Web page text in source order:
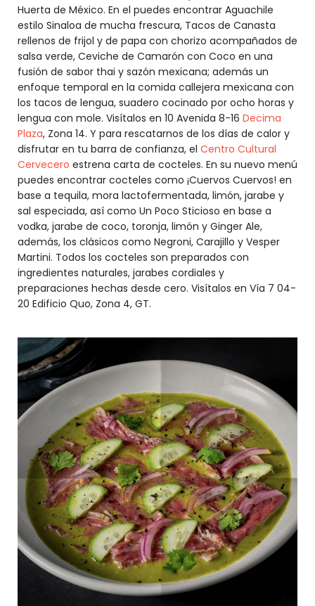
Huerta de México. En el puedes encontrar Aguachile
estilo Sinaloa de mucha frescura, Tacos de Canasta
rellenos de frijol y de papa con chorizo acompañados de
salsa verde, Ceviche de Camarón con Coco en una
fusión de sabor thai y sazón mexicana; además un
enfoque temporal en la comida callejera mexicana con
los tacos de lengua, suadero cocinado por ocho horas y
lengua con mole. Visítalos en 10 Avenida 8-16 Decima
Plaza, Zona 14. Y para rescatarnos de los días de calor y
disfrutar en tu barra de confianza, el Centro Cultural
Cervecero estrena carta de cocteles. En su nuevo menú
puedes encontrar cocteles como ¡Cuervos Cuervos! en
base a tequila, mora lactofermentada, limón, jarabe y
sal especiada, así como Un Poco Sticioso en base a
vodka, jarabe de coco, toronja, limón y Ginger Ale,
además, los clásicos como Negroni, Carajillo y Vesper
Martini. Todos los cocteles son preparados con
ingredientes naturales, jarabes cordiales y
preparaciones hechas desde cero. Visítalos en Vía 7 04-
20 Edificio Quo, Zona 4, GT.